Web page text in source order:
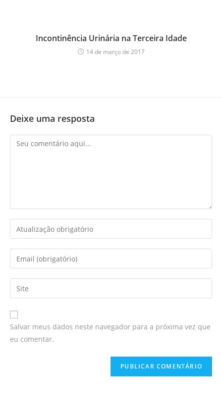
Incontinência Urinária na Terceira Idade
14 de março de 2017
Deixe uma resposta
Comment
Enter
your
name
Enter
your
email
Enter
your
website
URL
Salvar meus dados neste navegador para a próxima vez que
eu comentar.